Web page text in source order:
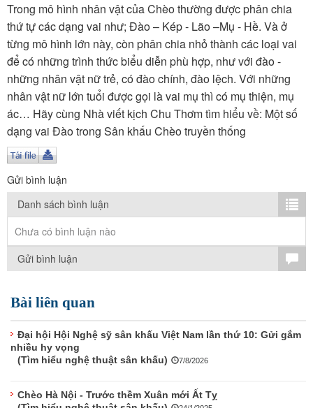
Thiếu nhi
Kết nối VOV6
TÌM KIẾM
Vận hành bởi QI Corp
Trong mô hình nhân vật của Chèo thường được phân chia
thứ tự các dạng vai như; Đào – Kép - Lão –Mụ - Hề. Và ở
từng mô hình lớn này, còn phân chia nhỏ thành các loại vai
để có những trình thức biểu diễn phù hợp, như với đào -
những nhân vật nữ trẻ, có đào chính, đào lệch. Với những
nhân vật nữ lớn tuổi được gọi là vai mụ thì có mụ thiện, mụ
ác… Hãy cùng Nhà viết kịch Chu Thơm tìm hiểu về: Một số
dạng vai Đào trong Sân khấu Chèo truyền thống
Gửi bình luận
Danh sách bình luận
Chưa có bình luận nào
Gửi bình luận
Bài liên quan
Đại hội Hội Nghệ sỹ sân khấu Việt Nam lần thứ 10: Gửi gắm
nhiều hy vọng
(Tìm hiểu nghệ thuật sân khấu)
7/8/2026
Chèo Hà Nội - Trước thềm Xuân mới Ất Tỵ